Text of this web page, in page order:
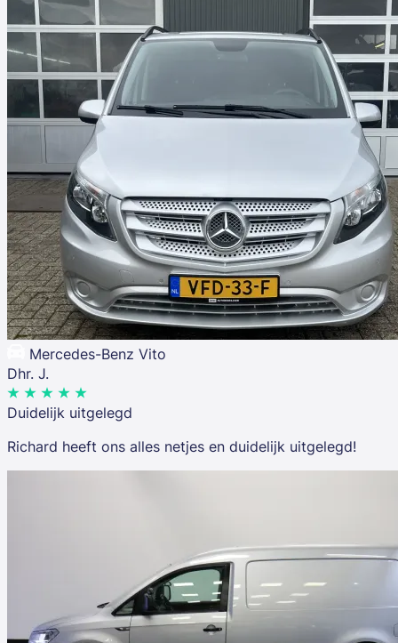
Mercedes-Benz Vito
Dhr. J.
Duidelijk uitgelegd
Richard heeft ons alles netjes en duidelijk uitgelegd!